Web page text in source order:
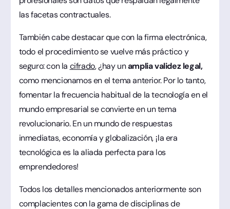
las facetas contractuales.
También cabe destacar que con la firma electrónica,
todo el procedimiento se vuelve más práctico y
seguro: con la cifrado, ¿hay unamplia validez legal,
como mencionamos en el tema anterior. Por lo tanto,
fomentar la frecuencia habitual de la tecnología en el
mundo empresarial se convierte en un tema
revolucionario. En un mundo de respuestas
inmediatas, economía y globalización, ¡la era
tecnológica es la aliada perfecta para los
emprendedores!
Todos los detalles mencionados anteriormente son
complacientes con la gama de disciplinas de